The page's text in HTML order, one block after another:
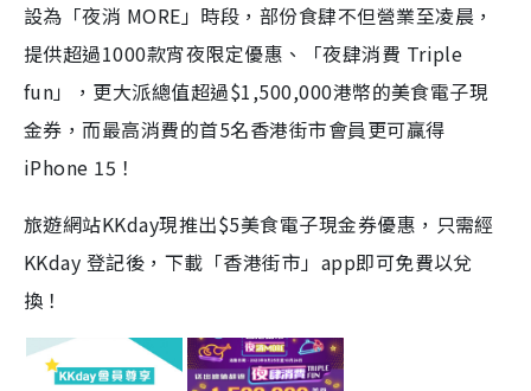
設為「夜消 MORE」時段，部份食肆不但營業至凌晨，
提供超過1000款宵夜限定優惠、「夜肆消費 Triple
fun」，更大派總值超過$1,500,000港幣的美食電子現
金券，而最高消費的首5名香港街市會員更可贏得
iPhone 15！
旅遊網站KKday現推出$5美食電子現金券優惠，只需經
KKday 登記後，下載「香港街市」app即可免費以兌
換！